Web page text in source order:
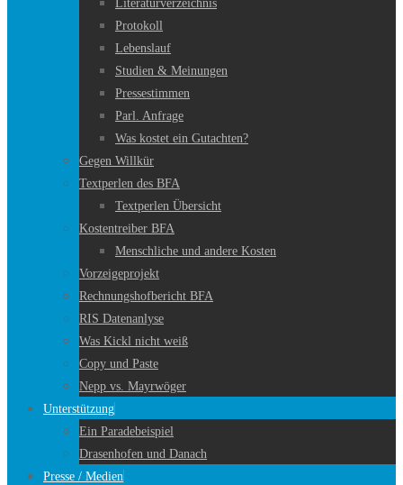
Literaturverzeichnis
Protokoll
Lebenslauf
Studien & Meinungen
Pressestimmen
Parl. Anfrage
Was kostet ein Gutachten?
Gegen Willkür
Textperlen des BFA
Textperlen Übersicht
Kostentreiber BFA
Menschliche und andere Kosten
Vorzeigeprojekt
Rechnungshofbericht BFA
RIS Datenanlyse
Was Kickl nicht weiß
Copy und Paste
Nepp vs. Mayrwöger
Unterstützung
Ein Paradebeispiel
Drasenhofen und Danach
Presse / Medien